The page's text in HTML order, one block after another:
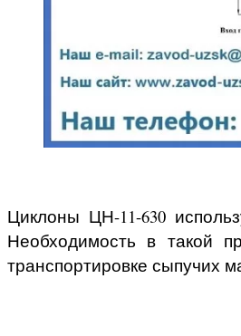
Циклоны ЦН-11-630
Необходимость в такой
транспортировке сыпучих